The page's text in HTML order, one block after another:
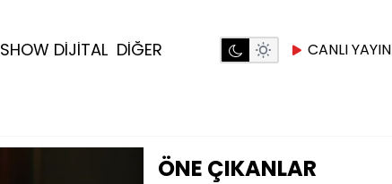
SHOW DİJİTAL DİĞER CANLI YAYIN
ÖNE ÇIKANLAR